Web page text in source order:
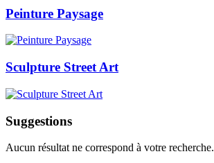
Peinture Paysage
Sculpture Street Art
Suggestions
Aucun résultat ne correspond à votre recherche.